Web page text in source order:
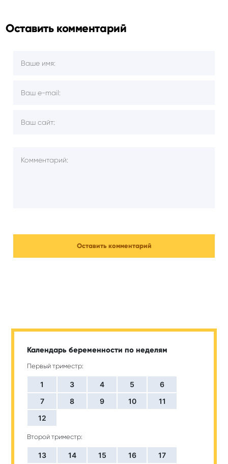
Оставить комментарий
Календарь беременности по неделям
Первый триместр:
1 3 4 5
6
7
8 9 10
11
12
Второй триместр:
13 14 15 16
17